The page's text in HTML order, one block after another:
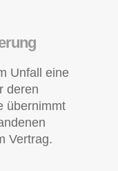
Unfall eine
deren
übernimmt
Vertrag.